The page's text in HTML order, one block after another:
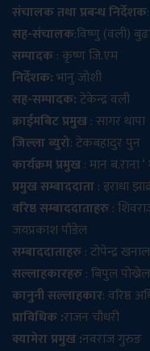
संचालक तथा प्रबन्ध निर्देशक
सह-संचालक:विष्णु (वली)
सम्पादक: कृष्ण जि.एम
निर्देशक:भानु जोशी
सह-सम्पादक:टेकेन्द्र वली
क्राईमबिट प्रमुख: सागर थापा
जिल्ला ब्युरो: टेकबहादुर पुन
कार्यक्रम प्रमुख: मान ब.राना
प्रमुख सम्बाददाता: इराधा
वरिष्ठ सम्बाददाताहरु:
जयप्रकाश पौडेल
सम्बाददाताहरु: टोपेन्द्र
सल्लाहकारहरु: बिपुल
कानुनी सल्लाहकार: वरिष्ठ
प्राविधिक :राजन चौधरी
क्यामेरा प्रमुख :नवराज गुरुङ